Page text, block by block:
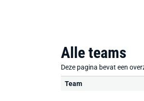
Alle teams
Deze pagina bevat een
Team